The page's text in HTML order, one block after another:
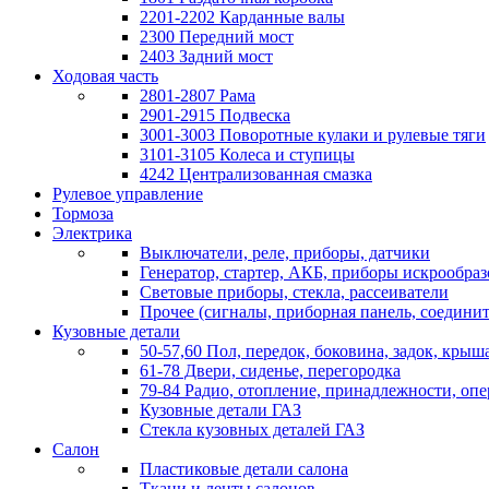
2201-2202 Карданные валы
2300 Передний мост
2403 Задний мост
Ходовая часть
2801-2807 Рама
2901-2915 Подвеска
3001-3003 Поворотные кулаки и рулевые тяги
3101-3105 Колеса и ступицы
4242 Централизованная смазка
Рулевое управление
Тормоза
Электрика
Выключатели, реле, приборы, датчики
Генератор, стартер, АКБ, приборы
Световые приборы, стекла, рассеиватели
Прочее (сигналы, приборная панель,
Кузовные детали
50-57,60 Пол, передок, боковина, задок,
61-78 Двери, сиденье, перегородка
79-84 Радио, отопление, принадлежности,
Кузовные детали ГАЗ
Стекла кузовных деталей ГАЗ
Салон
Пластиковые детали салона